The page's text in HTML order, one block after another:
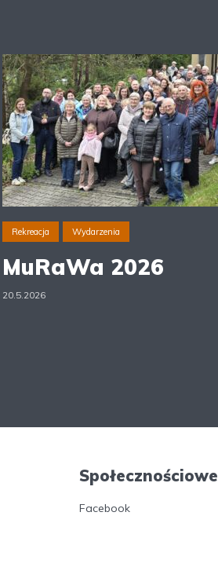
Rekreacja Wydarzenia
MuRaWa 2026
20.5.2026
Społecznościowe
Facebook